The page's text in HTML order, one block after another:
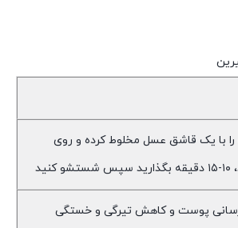
با یک قاشق عسل مخلوط کرده و روی
آبرسانی پوست و کاهش تیرگی و خستگی